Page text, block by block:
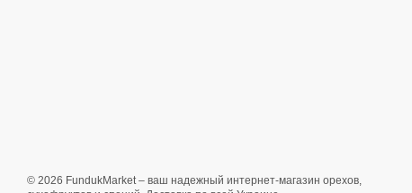
© 2026 FundukMarket – ваш надежный интернет-магазин орехов,